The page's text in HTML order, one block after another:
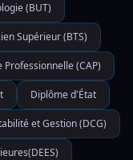
(BUT)
Supérieur (BTS)
(CAP)
Diplôme d'État
et Gestion (DCG)